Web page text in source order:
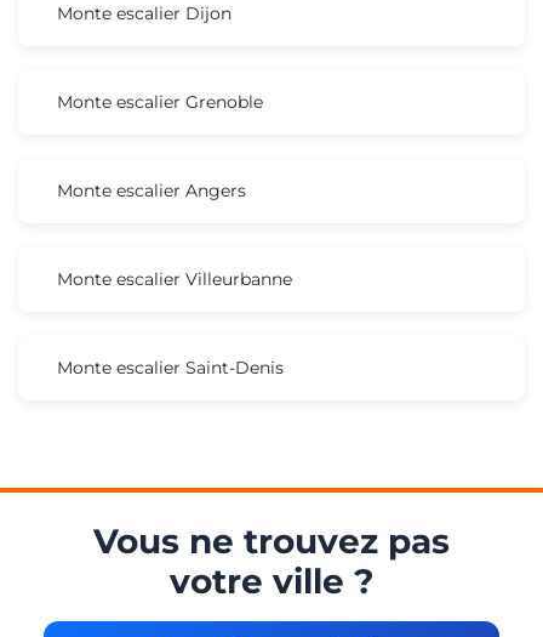
Monte escalier Dijon
Monte escalier Grenoble
Monte escalier Angers
Monte escalier Villeurbanne
Monte escalier Saint-Denis
Vous ne trouvez pas
votre ville ?